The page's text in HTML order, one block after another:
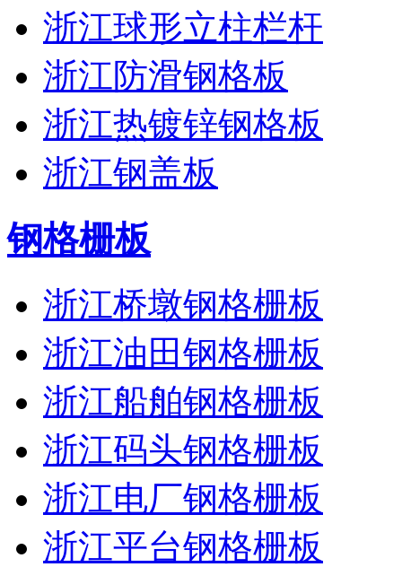
浙江球形立柱栏杆
浙江防滑钢格板
浙江热镀锌钢格板
浙江钢盖板
钢格栅板
浙江桥墩钢格栅板
浙江油田钢格栅板
浙江船舶钢格栅板
浙江码头钢格栅板
浙江电厂钢格栅板
浙江平台钢格栅板